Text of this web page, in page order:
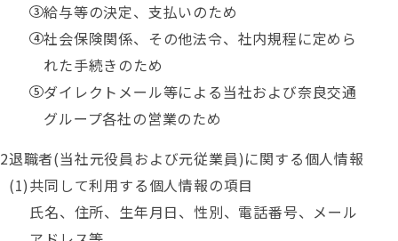
給与等の決定、支払いのため
社会保険関係、その他法令、社内規程に定めら
れた手続きのため
ダイレクトメール等による当社および奈良交通
グループ各社の営業のため
退職者(当社元役員および元従業員)に関する個人情報
共同して利用する個人情報の項目
氏名、住所、生年月日、性別、電話番号、メール